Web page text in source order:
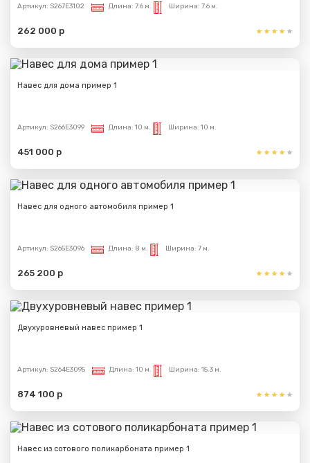
Артикул: S267E3102 Длина: 7.6 м. Ширина: 7.6 м.
262 000 р
Навес для дома пример 1
Артикул: S266E3099 Длина: 10 м. Ширина: 10 м.
451 000 р
Навес для одного автомобиля пример 1
Артикул: S265E3096 Длина: 8 м. Ширина: 7 м.
265 200 р
Двухуровневый навес пример 1
Артикул: S264E3095 Длина: 10 м. Ширина: 15.3 м.
874 100 р
Навес из сотового поликарбоната пример 1